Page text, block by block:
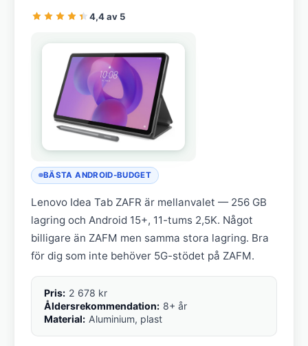
4,4 av 5
BÄSTA ANDROID-BUDGET
Lenovo Idea Tab ZAFR är mellanvalet — 256 GB
lagring och Android 15+, 11-tums 2,5K. Något
billigare än ZAFM men samma stora lagring. Bra
för dig som inte behöver 5G-stödet på ZAFM.
Pris: 2 678 kr
Åldersrekommendation: 8+ år
Material: Aluminium, plast